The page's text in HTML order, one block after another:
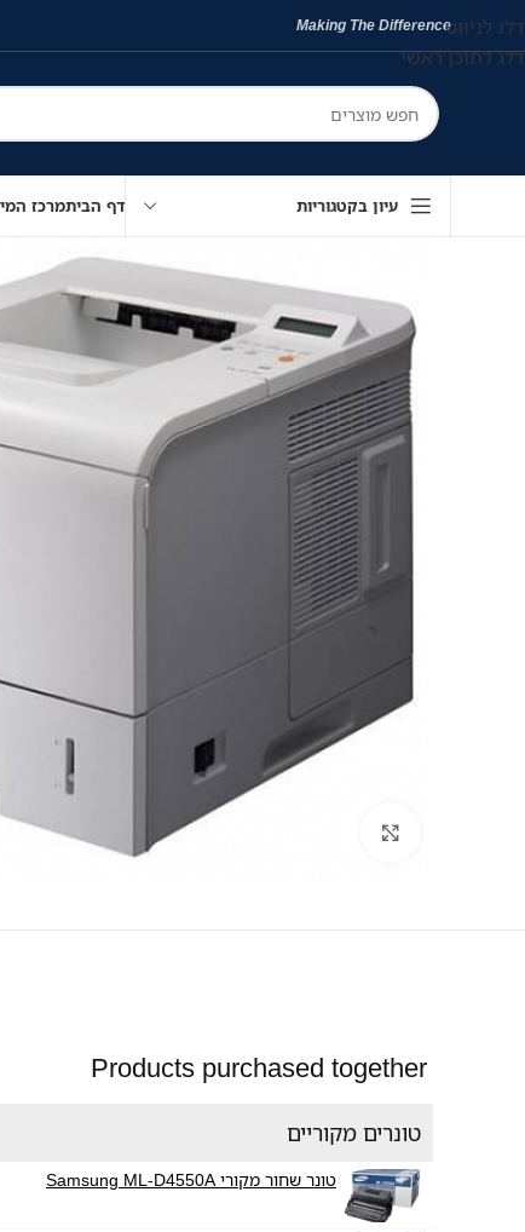
דלג לניווט
דלג לתוכן ראשי
Making The Difference
עיון בקטגוריות דף הביתמרכז
Products purchased together
טונרים מקוריים
טונר שחור מקורי Samsung ML-D4550A